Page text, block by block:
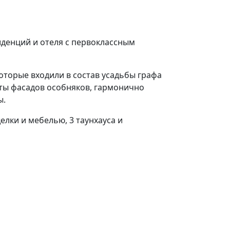
и отеля с первоклассным
входили в состав усадьбы графа
фасадов особняков, гармонично
и мебелью, 3 таунхауса и